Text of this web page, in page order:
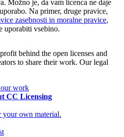
Možno je, da vam licenca ne daje
Na primer, druge pravice,
zasebnosti in moralne pravice,
uporabiti vsebino.
behind the open licenses and
to share their work. Our legal
work
CC Licensing
your own material.